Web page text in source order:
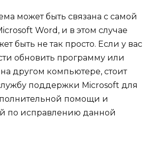
может быть связана с самой
Word, и в этом случае
быть не так просто. Если у вас
обновить программу или
другом компьютере, стоит
поддержки Microsoft для
помощи и
по исправлению данной